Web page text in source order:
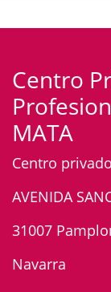
Centro
MATA
Centro privado
AVENIDA
31007
Navarra